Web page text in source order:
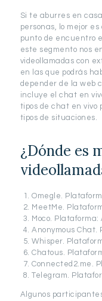
Si te aburres en
personas, lo mejor
punto de encuentro
este segmento nos
videollamadas con
en las que podrás
depender de la web
incluye el chat en
tipos de chat en
tipos de situaciones.
¿Dónde es
Omegle.
MeetMe.
Moco. Plataforma:
Anonymous Chat.
Whisper.
Chatous.
Connected2.me.
Telegram.
Algunos